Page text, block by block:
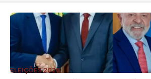
ELEIÇÕES 2026